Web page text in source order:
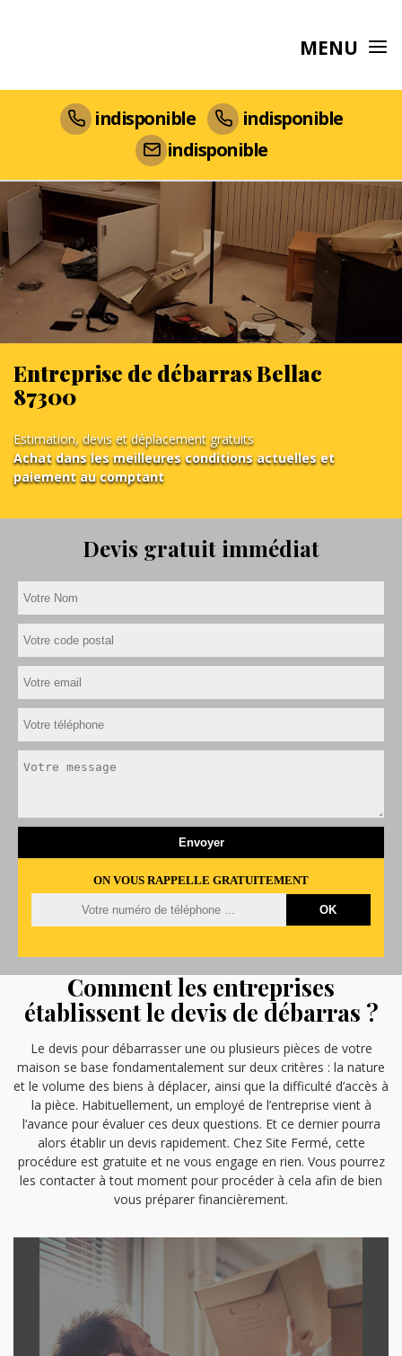
MENU
indisponible
indisponible
indisponible
Entreprise de débarras Bellac
87300
Estimation, devis et déplacement gratuits
Achat dans les meilleures conditions actuelles et
paiement au comptant
Devis gratuit immédiat
ON VOUS RAPPELLE GRATUITEMENT
Comment les entreprises
établissent le devis de débarras ?
Le devis pour débarrasser une ou plusieurs pièces de votre
maison se base fondamentalement sur deux critères : la nature
et le volume des biens à déplacer, ainsi que la difficulté d’accès à
la pièce. Habituellement, un employé de l’entreprise vient à
l’avance pour évaluer ces deux questions. Et ce dernier pourra
alors établir un devis rapidement. Chez Site Fermé, cette
procédure est gratuite et ne vous engage en rien. Vous pourrez
les contacter à tout moment pour procéder à cela afin de bien
vous préparer financièrement.